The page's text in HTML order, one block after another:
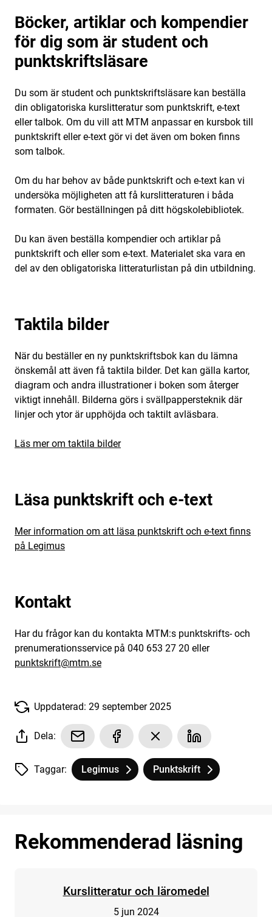
Böcker, artiklar och kompendier
för dig som är student och
punktskriftsläsare
Du som är student och punktskriftsläsare kan beställa
din obligatoriska kurslitteratur som punktskrift, e-text
eller talbok. Om du vill att MTM anpassar en kursbok till
punktskrift eller e-text gör vi det även om boken finns
som talbok.
Om du har behov av både punktskrift och e-text kan vi
undersöka möjligheten att få kurslitteraturen i båda
formaten. Gör beställningen på ditt högskolebibliotek.
Du kan även beställa kompendier och artiklar på
punktskrift och eller som e-text. Materialet ska vara en
del av den obligatoriska litteraturlistan på din utbildning.
Taktila bilder
När du beställer en ny punktskriftsbok kan du lämna
önskemål att även få taktila bilder. Det kan gälla kartor,
diagram och andra illustrationer i boken som återger
viktigt innehåll. Bilderna görs i svällpappersteknik där
linjer och ytor är upphöjda och taktilt avläsbara.
Läs mer om taktila bilder
Läsa punktskrift och e-text
Mer information om att läsa punktskrift och e-text finns
på Legimus
Kontakt
Har du frågor kan du kontakta MTM:s punktskrifts- och
prenumerationsservice på 040 653 27 20 eller
punktskrift@mtm.se
Uppdaterad: 29 september 2025
Dela:
Taggar: Tagg
Legimus
tillhör
Student och punktskriftsläsare
Tagg
Punktskrift
tillhör
Student och
Rekommenderad läsning
Kurslitteratur och läromedel
5 jun 2024